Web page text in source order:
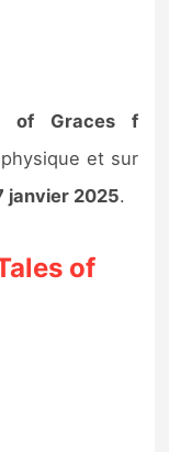
of Graces f
et sur
janvier 2025.
of